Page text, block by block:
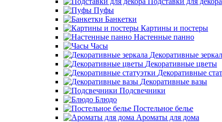
Пуфы
Банкетки
Картины и постеры
Настенные панно
Часы
Декоративные
Декоративные цветы
Декоративные
Декоративные вазы
Подсвечники
Блюдо
Постельное белье
Ароматы для дома